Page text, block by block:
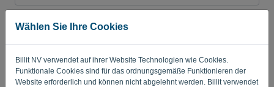
Wählen Sie Ihre Cookies
Billit NV verwendet auf ihrer Website Technologien wie Cookies.
Funktionale Cookies sind für das ordnungsgemäße Funktionieren der
Website erforderlich und können nicht abgelehnt werden. Billit verwendet
Merken Passwort vergessen?